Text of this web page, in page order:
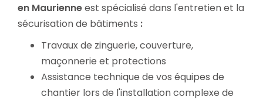
en Maurienneest spécialisé dans l'entretien et la
sécurisation de bâtiments :
Travaux de zinguerie, couverture,
maçonnerie et protections
Assistance technique de vos équipes de
chantier lors de l'installation complexe de